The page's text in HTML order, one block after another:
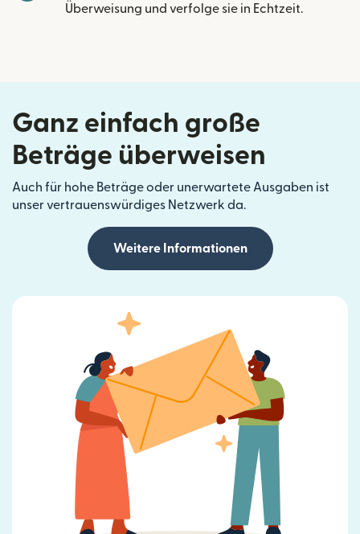
Überweisung und verfolge sie in Echtzeit.
Ganz einfach große
Beträge überweisen
Auch für hohe Beträge oder unerwartete Ausgaben ist
unser vertrauenswürdiges Netzwerk da.
Weitere Informationen